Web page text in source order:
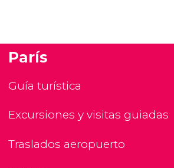
París
Guía turística
Excursiones y visitas guiadas
Traslados aeropuerto